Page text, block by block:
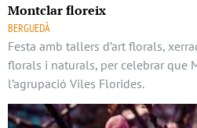
Montclar floreix
BERGUEDÀ
Festa amb tallers d’art florals,
florals i naturals, per celebrar que
l’agrupació Viles Florides.